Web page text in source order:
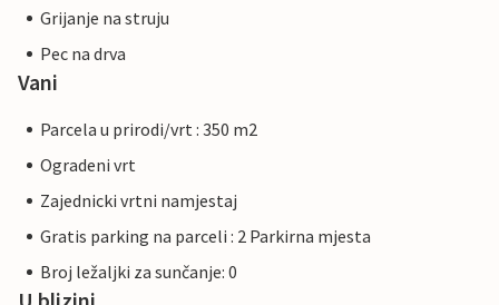
Grijanje na struju
Pec na drva
Vani
Parcela u prirodi/vrt : 350 m2
Ogradeni vrt
Zajednicki vrtni namjestaj
Gratis parking na parceli : 2 Parkirna mjesta
Broj ležaljki za sunčanje: 0